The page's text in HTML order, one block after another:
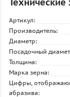
Артикул:
Производитель:
Диаметр:
Посадочный
Толщина:
Марка зерна:
Цифры,
абразива: